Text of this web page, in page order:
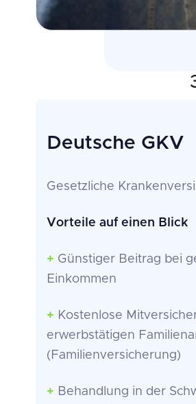
Deutsche GKV
Gesetzliche
Vorteile auf einen Blick
+ Günstiger Beitrag bei
Einkommen
+ Kostenlose
erwerbstätigen
(Familienversicherung)
+ Behandlung in der